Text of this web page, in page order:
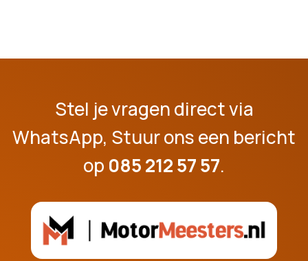
Stel je vragen direct via
WhatsApp, Stuur ons een bericht
op 085 212 57 57.